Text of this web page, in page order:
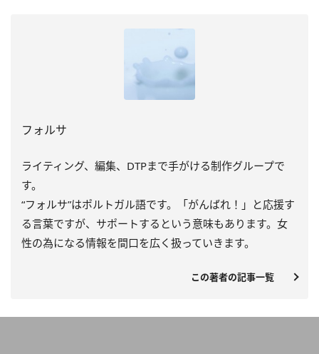
フォルサ
ライティング、編集、DTPまで手がける制作グループで
す。
“フォルサ”はポルトガル語です。「がんばれ！」と応援す
る言葉ですが、サポートするという意味もあります。女
性の為になる情報を間口を広く扱っていきます。
この著者の記事一覧